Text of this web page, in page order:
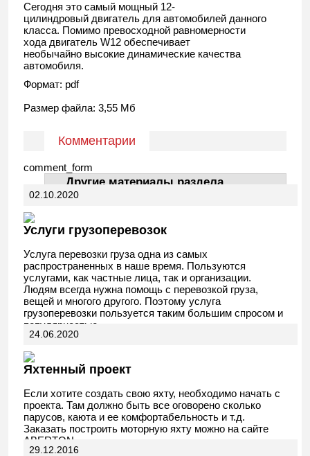
Сегодня это самый мощный 12-
цилиндровый двигатель для автомобилей данного
класса. Помимо превосходной равномерности
хода двигатель W12 обеспечивает
необычайно высокие динамические качества
автомобиля.
Формат: pdf
Размер файла: 3,55 Мб
Комментарии
comment_form
Другие материалы раздела
АвтоДела
02.10.2020
Услуги грузоперевозок
Услуга перевозки груза одна из самых
распространенных в наше время. Пользуются
услугами, как частные лица, так и организации.
Людям всегда нужна помощь с перевозкой груза,
вещей и многого другого. Поэтому услуга
грузоперевозки пользуется таким большим спросом и
популярностью.
24.06.2020
Яхтенный проект
Если хотите создать свою яхту, необходимо начать с
проекта. Там должно быть все оговорено сколько
парусов, каюта и ее комфортабельность и т.д.
Заказать построить моторную яхту можно на сайте
ABERTON.
29.12.2016